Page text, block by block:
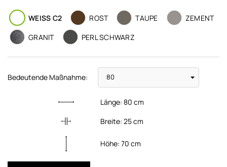
WEISS C2 ROST TAUPE
ZEMENT
GRANIT
PERL SCHWARZ
Bedeutende Maßnahme:
Länge:80 cm
Breite:25cm
Höhe:70 cm